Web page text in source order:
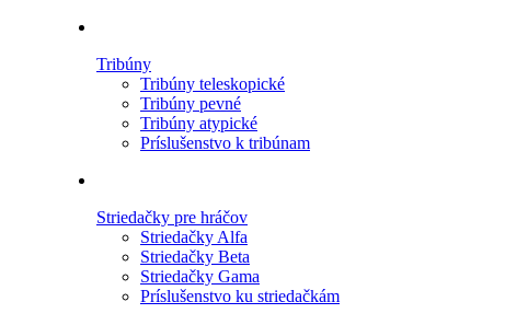
Tribúny
Tribúny teleskopické
Tribúny pevné
Tribúny atypické
Príslušenstvo k tribúnam
Striedačky pre hráčov
Striedačky Alfa
Striedačky Beta
Striedačky Gama
Príslušenstvo ku striedačkám